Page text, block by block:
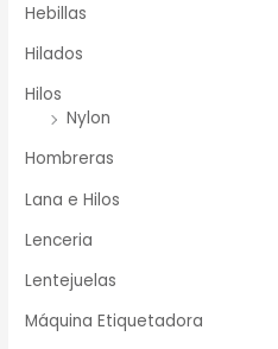
Hebillas
Hilados
Hilos
Nylon
Hombreras
Lana e Hilos
Lenceria
Lentejuelas
Máquina Etiquetadora